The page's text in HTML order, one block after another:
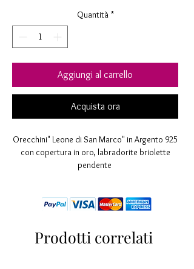
Quantità *
Aggiungi al carrello
Acquista ora
Orecchini" Leone di San Marco" in Argento 925
con copertura in oro, labradorite briolette
pendente
Perno e farfallina di sicurezza.
Prodotti correlati